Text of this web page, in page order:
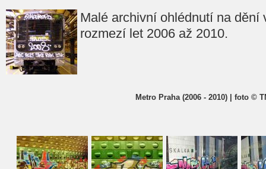
Malé archivní ohlédnutí na dění
rozmezí let 2006 až 2010.
Metro Praha (2006 - 2010) | foto ©